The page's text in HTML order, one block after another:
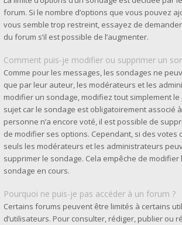
forum. Si le nombre d’options que vous pouvez
vous semble trop restreint, essayez de
du forum s’il est possible de l’augmenter.
Comment puis-je modifier ou supprimer un
Comme pour les messages, les sondages ne
que par leur auteur, les modérateurs et les
modifier un sondage, modifiez tout simplement
sujet car le sondage est obligatoirement associé
personne n’a encore voté, il est possible de
de modifier ses options. Cependant, si des votes
seuls les modérateurs et les administrateurs
supprimer le sondage. Cela empêche de modifier
sondage en cours.
Pourquoi ne puis-je pas accéder à un forum ?
Certains forums peuvent être limités à certains
d’utilisateurs. Pour consulter, rédiger, publier ou